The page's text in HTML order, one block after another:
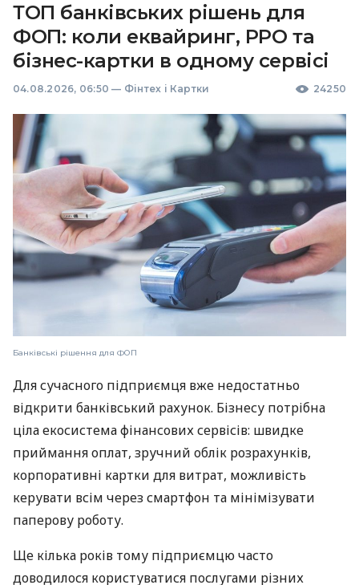
ТОП банківських рішень для
ФОП: коли еквайринг, РРО та
бізнес-картки в одному сервісі
04.08.2026, 06:50 — Фінтех і Картки 24250
Банківські рішення для ФОП
Для сучасного підприємця вже недостатньо
відкрити банківський рахунок. Бізнесу потрібна
ціла екосистема фінансових сервісів: швидке
приймання оплат, зручний облік розрахунків,
корпоративні картки для витрат, можливість
керувати всім через смартфон та мінімізувати
паперову роботу.
Ще кілька років тому підприємцю часто
доводилося користуватися послугами різних